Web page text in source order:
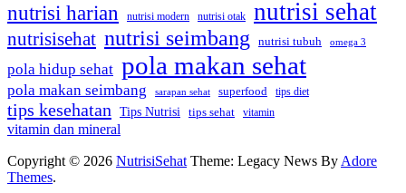
nutrisi harian nutrisi modern nutrisi otak nutrisi sehat
nutrisisehat nutrisi seimbang nutrisi tubuh omega 3
pola hidup sehat pola makan sehat
pola makan seimbang sarapan sehat superfood tips diet
tips kesehatan Tips Nutrisi tips sehat vitamin
vitamin dan mineral
Copyright © 2026 NutrisiSehat Theme: Legacy News By Adore
Themes.